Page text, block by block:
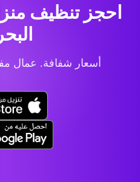
احجز تنظيف
أسعار شفافة. عمال